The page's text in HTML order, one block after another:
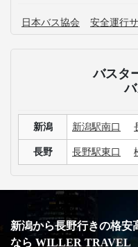
日本バス協会 安全運行
バスタ
新潟 新潟駅南口
長野 長野駅東口
新潟から長野行きの格安
なら WILLER TRAVEL